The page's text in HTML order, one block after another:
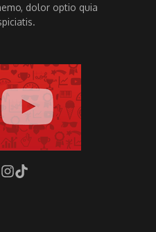
dolor optio quia